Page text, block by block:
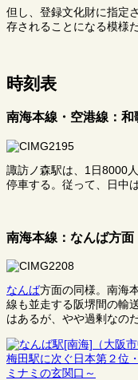
但し、登録文化財に指定
存されることになる模様だ
時刻表
南海本線・空港線：
諏訪ノ森駅は、1日8000
停車する。従って、日中
南海本線：なんば方面
なんば方面の同様。南海
線も並走する阪堺間の輸
はあるが、やや過剰なの